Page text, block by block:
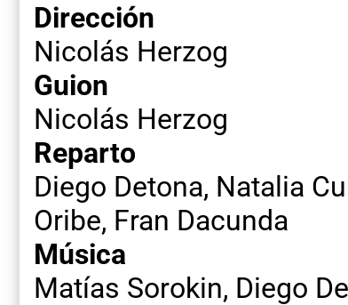
Dirección
Nicolás Herzog
Guion
Nicolás Herzog
Reparto
Diego Detona, Natalia
Oribe, Fran Dacunda
Música
Matías Sorokin, Diego